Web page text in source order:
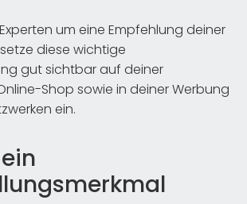
um eine Empfehlung deiner
diese wichtige
gut sichtbar auf deiner
Shop sowie in deiner Werbung
ein.